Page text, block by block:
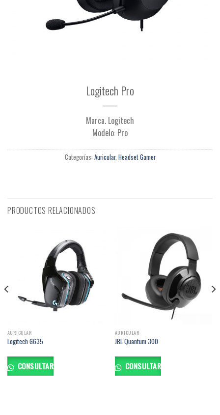
Logitech Pro
Marca. Logitech
Modelo: Pro
Categorías: Auricular, Headset Gamer
PRODUCTOS RELACIONADOS
AURICULAR
Logitech G635
CONSULTAR
AURICULAR
JBL Quantum 300
CONSULTAR